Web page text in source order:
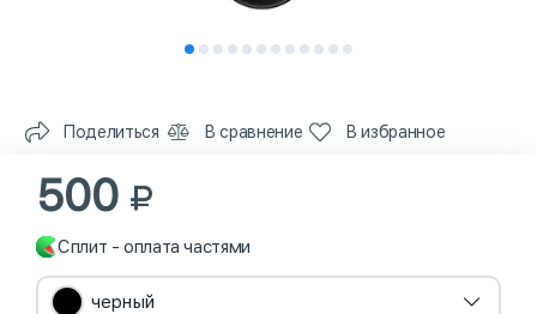
Поделиться В сравнение В избранное
500
Сплит - оплата частями
черный